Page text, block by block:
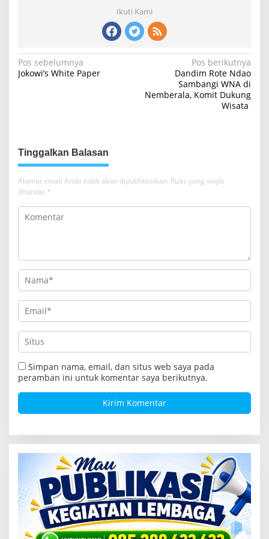
Ikuti Kami
N
a
a
s
i
p
o
Pos sebelumnya
Jokowi’s White Paper
Pos berikutnya
Dandim Rote Ndao
Sambangi WNA di
Nemberala, Komit Dukung
Wisata
Tinggalkan Balasan
Alamat email Anda tidak akan dipublikasikan. Ruas yang wajib
ditandai *
Simpan nama, email, dan situs web saya pada
peramban ini untuk komentar saya berikutnya.